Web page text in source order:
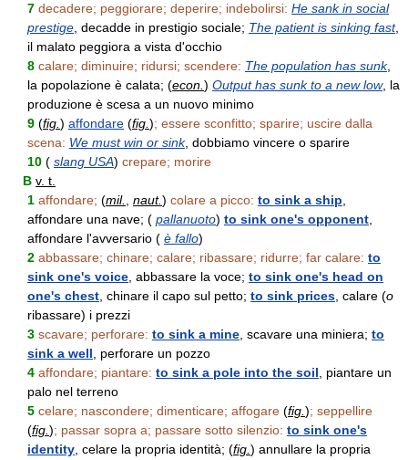
7 decadere; peggiorare; deperire; indebolirsi: He sank in social
prestige , decadde in prestigio sociale; The patient is sinking fast,
il malato peggiora a vista d'occhio
8 calare; diminuire; ridursi; scendere: The population has sunk,
la popolazione è calata; (econ. ) Output has sunk to a new low, la
produzione è scesa a un nuovo minimo
9 (fig. ) affondare (fig. ); essere sconfitto; sparire; uscire dalla
scena: We must win or sink, dobbiamo vincere o sparire
10 ( slang USA) crepare; morire
B v. t.
1 affondare; (mil. naut.) colare a picco: to sink a ship
affondare una nave; ( pallanuoto) to sink one's opponent
affondare l'avversario ( è fallo)
2 abbassare; chinare; calare; ribassare; ridurre; far calare: to
sink one's voice , abbassare la voce; to sink one's head on
one's chest , chinare il capo sul petto; to sink prices , calare (o
ribassare) i prezzi
3 scavare; perforare: to sink a mine , scavare una miniera; to
sink a well , perforare un pozzo
4 affondare; piantare: to sink a pole into the soil , piantare un
palo nel terreno
5 celare; nascondere; dimenticare; affogare (fig. ); seppellire
(fig. ); passar sopra a; passare sotto silenzio: to sink one's
identity , celare la propria identità; (fig. ) annullare la propria